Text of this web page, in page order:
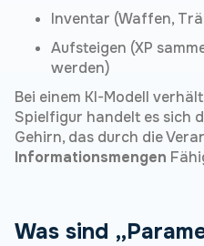
Inventar (Waffen,
Aufsteigen (XP
werden)
Bei einem KI-Modell
Spielfigur handelt es sich
Gehirn, das durch die
Informationsmengen
Was sind